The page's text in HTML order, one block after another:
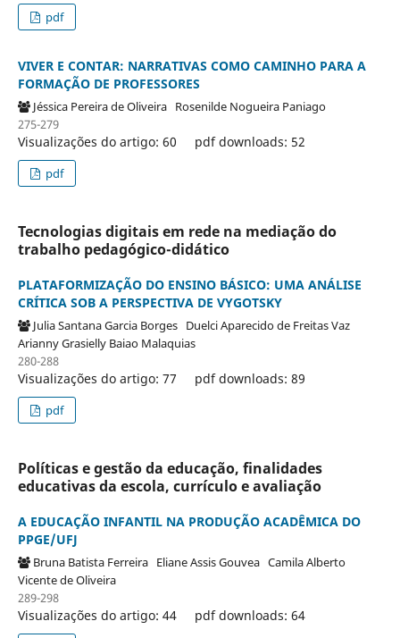
pdf
VIVER E CONTAR: NARRATIVAS COMO CAMINHO PARA A
FORMAÇÃO DE PROFESSORES
Jéssica Pereira de Oliveira Rosenilde Nogueira Paniago
275-279
Visualizações do artigo: 60 pdf downloads: 52
pdf
Tecnologias digitais em rede na mediação do
trabalho pedagógico-didático
PLATAFORMIZAÇÃO DO ENSINO BÁSICO: UMA ANÁLISE
CRÍTICA SOB A PERSPECTIVA DE VYGOTSKY
Julia Santana Garcia Borges Duelci Aparecido de Freitas Vaz
Arianny Grasielly Baiao Malaquias
280-288
Visualizações do artigo: 77 pdf downloads: 89
pdf
Políticas e gestão da educação, finalidades
educativas da escola, currículo e avaliação
A EDUCAÇÃO INFANTIL NA PRODUÇÃO ACADÊMICA DO
PPGE/UFJ
Bruna Batista Ferreira Eliane Assis Gouvea Camila Alberto
Vicente de Oliveira
289-298
Visualizações do artigo: 44 pdf downloads: 64